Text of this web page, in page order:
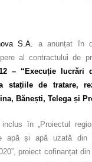
S.A.
a anunțat în
al contractului de
12 – “Execuție lucrări
stațiile de tratare,
Bănești, Telega și
în „Proiectul
apă și apă uzată din
proiect cofinanțat